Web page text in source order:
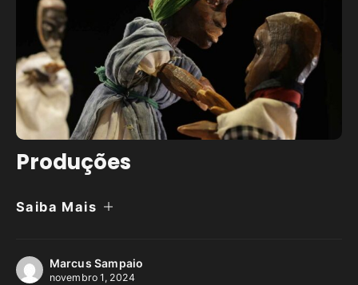
Produções
Saiba Mais
Marcus Sampaio
novembro 1, 2024